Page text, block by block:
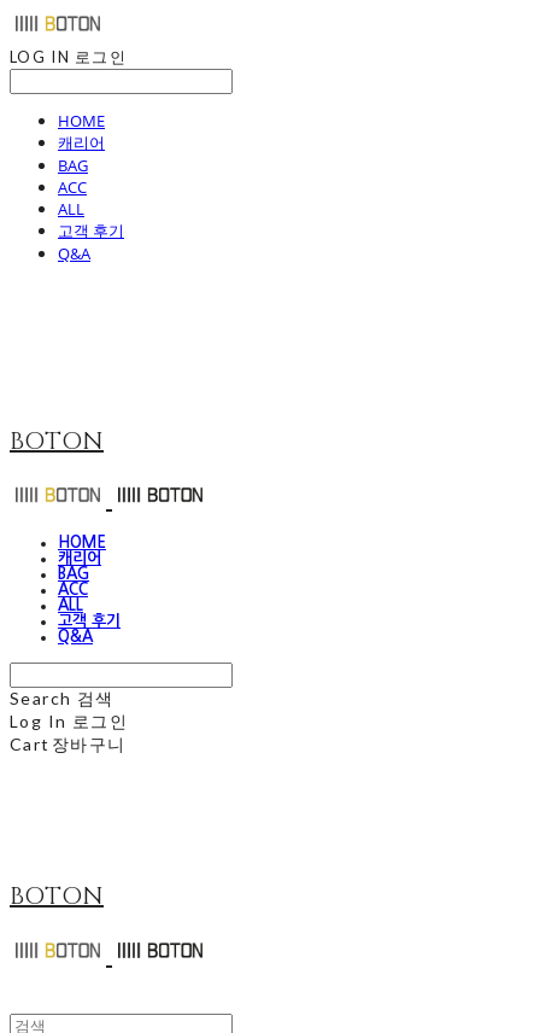
LOG IN 로그인
HOME
캐리어
BAG
ACC
ALL
고객 후기
Q&A
BOTON
HOME
캐리어
BAG
ACC
ALL
고객 후기
Q&A
Search 검색
Log In 로그인
Cart 장바구니
BOTON